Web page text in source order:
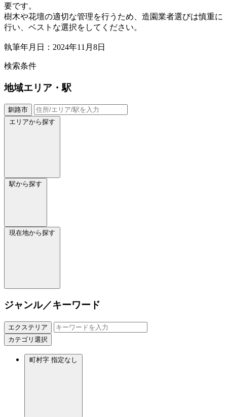
要です。
樹木や花壇の適切な管理を行うため、造園業者選びは慎重に
行い、ベストな選択をしてください。
執筆年月日：2024年11月8日
検索条件
地域エリア・駅
釧路市
エリアから探す
駅から探す
現在地から探す
ジャンル／キーワード
エクステリア
カテゴリ選択
町村字 指定なし